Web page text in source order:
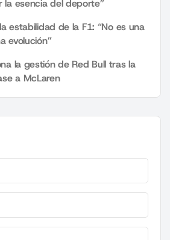
la esencia del deporte”
estabilidad de la F1: “No es una
evolución”
la gestión de Red Bull tras la
a McLaren